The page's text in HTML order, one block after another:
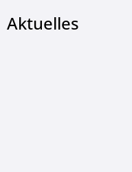
Aktuelles